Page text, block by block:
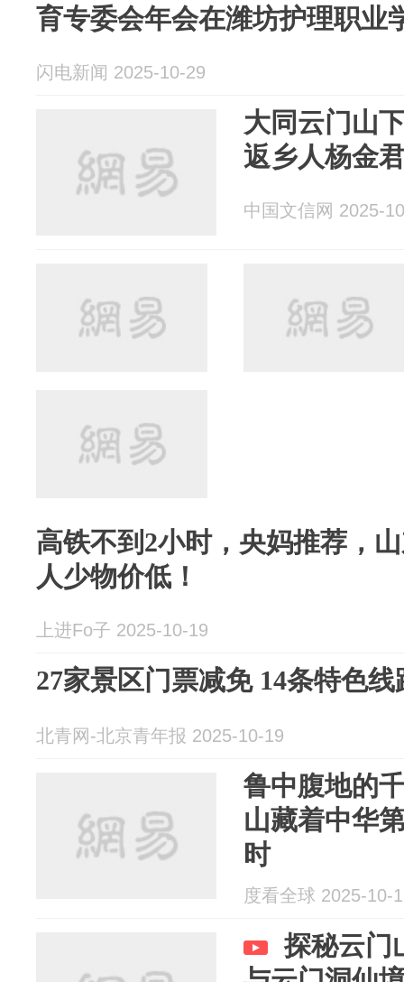
育专委会年会在潍坊护理职业
闪电新闻 2025-10-29
大同云门山
返乡人杨金
中国文信网 2025-
高铁不到2小时，央妈推荐，
人少物价低！
上进Fo子 2025-10-19
27家景区门票减免 14条特色线
北青网-北京青年报 2025-10-19
鲁中腹地的
山藏着中华
时
度看全球 2025-10-
探秘云门